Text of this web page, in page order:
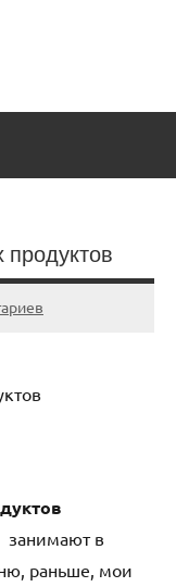
занимают в
раньше, мои